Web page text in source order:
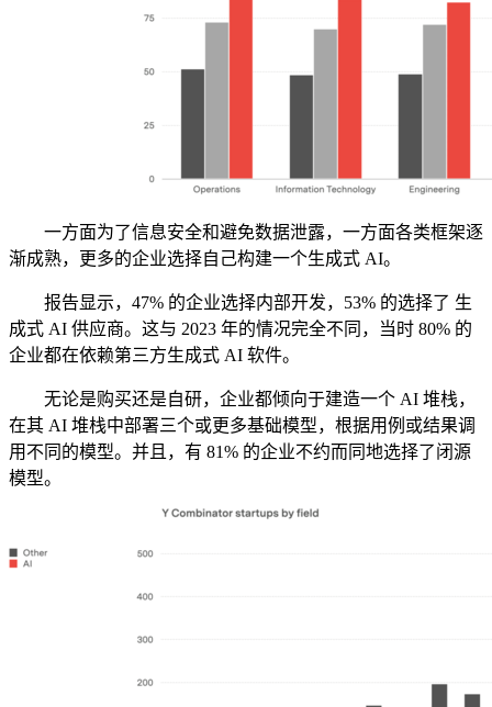
一方面为了信息安全和避免数据泄露，一方面各类框架逐
渐成熟，更多的企业选择自己构建一个生成式 AI。
报告显示，47% 的企业选择内部开发，53% 的选择了 生
成式 AI 供应商。这与 2023 年的情况完全不同，当时 80% 的
企业都在依赖第三方生成式 AI 软件。
无论是购买还是自研，企业都倾向于建造一个 AI 堆栈，
在其 AI 堆栈中部署三个或更多基础模型，根据用例或结果调
用不同的模型。并且，有 81% 的企业不约而同地选择了闭源
模型。